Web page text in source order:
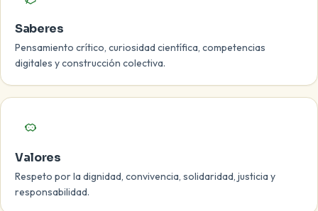
Saberes
Pensamiento crítico, curiosidad científica, competencias
digitales y construcción colectiva.
Valores
Respeto por la dignidad, convivencia, solidaridad, justicia y
responsabilidad.